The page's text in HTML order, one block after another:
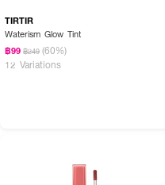
TIRTIR
Waterism Glow Tint
฿99 ฿249 (60%)
12 Variations